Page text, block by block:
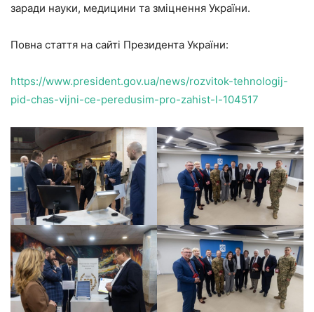
заради науки, медицини та зміцнення України.
Повна стаття на сайті Президента України:
https://www.president.gov.ua/news/rozvitok-tehnologij-
pid-chas-vijni-ce-peredusim-pro-zahist-l-104517